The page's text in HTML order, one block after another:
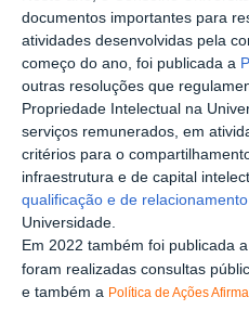
documentos importantes para
atividades desenvolvidas pela
começo do ano, foi publicada a
outras resoluções que
Propriedade Intelectual na
serviços remunerados, em
critérios para o
infraestrutura e de capital
qualificação e de
Universidade.
Em 2022 também foi publicada a
foram realizadas consultas
e também a Política de Ações